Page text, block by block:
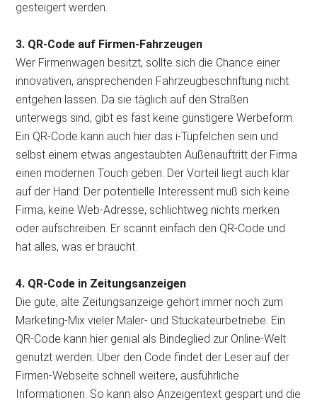
gesteigert werden.
3. QR-Code auf Firmen-Fahrzeugen
Wer Firmenwagen besitzt, sollte sich die Chance einer
innovativen, ansprechenden Fahrzeugbeschriftung nicht
entgehen lassen. Da sie täglich auf den Straßen
unterwegs sind, gibt es fast keine günstigere Werbeform.
Ein QR-Code kann auch hier das i-Tüpfelchen sein und
selbst einem etwas angestaubten Außenauftritt der Firma
einen modernen Touch geben. Der Vorteil liegt auch klar
auf der Hand: Der potentielle Interessent muß sich keine
Firma, keine Web-Adresse, schlichtweg nichts merken
oder aufschreiben. Er scannt einfach den QR-Code und
hat alles, was er braucht.
4. QR-Code in Zeitungsanzeigen
Die gute, alte Zeitungsanzeige gehört immer noch zum
Marketing-Mix vieler Maler- und Stuckateurbetriebe. Ein
QR-Code kann hier genial als Bindeglied zur Online-Welt
genutzt werden. Über den Code findet der Leser auf der
Firmen-Webseite schnell weitere, ausführliche
Informationen. So kann also Anzeigentext gespart und die